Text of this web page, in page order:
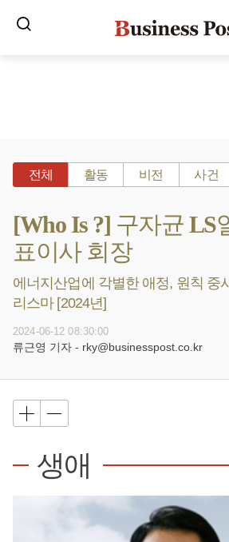
전체 활동 비전 사건
[Who Is ?] 구자균 LS
표이사 회장
에너지산업에 각별한 애정, 원칙 중
리스마 [2024년]
2024-06-12 08:30:00
류근영 기자 - rky@businesspost.co.kr
생애